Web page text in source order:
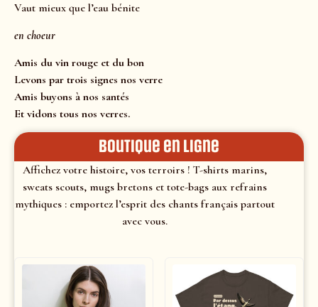
Vaut mieux que l’eau bénite
en choeur
Amis du vin rouge et du bon
Levons par trois signes nos verre
Amis buyons à nos santés
Et vidons tous nos verres.
Boutique en ligne
Affichez votre histoire, vos terroirs ! T-shirts marins,
sweats scouts, mugs bretons et tote-bags aux refrains
mythiques : emportez l’esprit des chants français partout
avec vous.